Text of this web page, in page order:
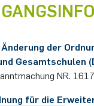
der
Gesamtschulen
NR.
für die